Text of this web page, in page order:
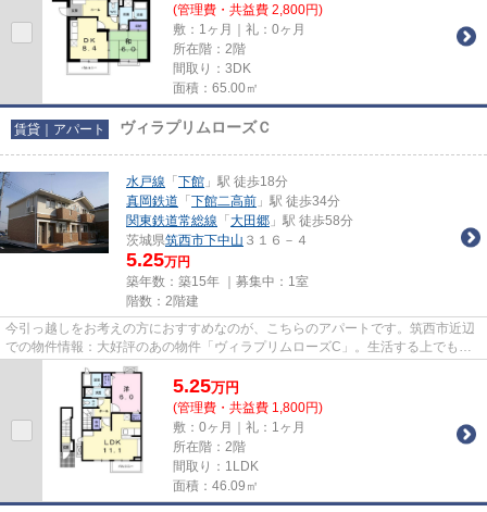
(管理費・共益費 2,800円)
敷：1ヶ月｜礼：0ヶ月
所在階：2階
間取り：3DK
面積：65.00㎡
賃貸｜アパート ヴィラプリムローズＣ
水戸線 「 下館 」駅 徒歩18分
真岡鉄道 「 下館二高前 」駅 徒歩34分
関東鉄道常総線 「 大田郷 」駅 徒歩58分
茨城県筑西市下中山 ３１６－４
5.25万円
築年数：築15年 ｜募集中： 1室
階数：2階建
今引っ越しをお考えの方におすすめなのが、こちらのアパートです。筑西市近辺
での物件情報：大好評のあの物件「ヴィラプリムローズC」。生活する上でもっ
とも大切な住環境。筑西市エリ...
5.25万円
(管理費・共益費 1,800円)
敷：0ヶ月｜礼：1ヶ月
所在階：2階
間取り：1LDK
面積：46.09㎡